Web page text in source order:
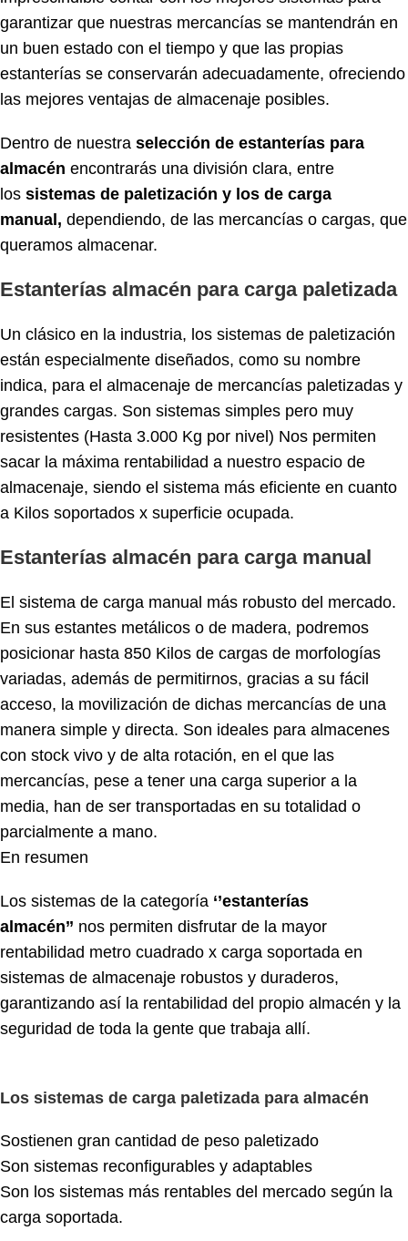
garantizar que nuestras mercancías se mantendrán en
un buen estado con el tiempo y que las propias
estanterías se conservarán adecuadamente, ofreciendo
las mejores ventajas de almacenaje posibles.
Dentro de nuestra selección de estanterías para
almacén encontrarás una división clara, entre
los sistemas de paletización y los de carga
manual, dependiendo, de las mercancías o cargas, que
queramos almacenar.
Estanterías almacén para carga paletizada
Un clásico en la industria, los sistemas de paletización
están especialmente diseñados, como su nombre
indica, para el almacenaje de mercancías paletizadas y
grandes cargas. Son sistemas simples pero muy
resistentes (Hasta 3.000 Kg por nivel) Nos permiten
sacar la máxima rentabilidad a nuestro espacio de
almacenaje, siendo el sistema más eficiente en cuanto
a Kilos soportados x superficie ocupada.
Estanterías almacén para carga manual
El sistema de carga manual más robusto del mercado.
En sus estantes metálicos o de madera, podremos
posicionar hasta 850 Kilos de cargas de morfologías
variadas, además de permitirnos, gracias a su fácil
acceso, la movilización de dichas mercancías de una
manera simple y directa. Son ideales para almacenes
con stock vivo y de alta rotación, en el que las
mercancías, pese a tener una carga superior a la
media, han de ser transportadas en su totalidad o
parcialmente a mano.
En resumen
Los sistemas de la categoría ‘’estanterías
almacén’’ nos permiten disfrutar de la mayor
rentabilidad metro cuadrado x carga soportada en
sistemas de almacenaje robustos y duraderos,
garantizando así la rentabilidad del propio almacén y la
seguridad de toda la gente que trabaja allí.
Los sistemas de carga paletizada para almacén
Sostienen gran cantidad de peso paletizado
Son sistemas reconfigurables y adaptables
Son los sistemas más rentables del mercado según la
carga soportada.